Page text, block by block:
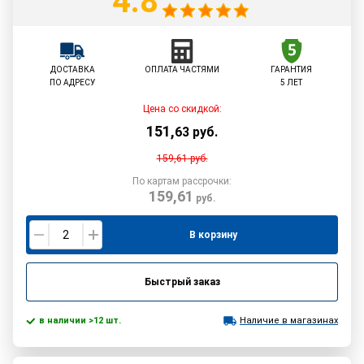
ДОСТАВКА
ПО АДРЕСУ
ОПЛАТА ЧАСТЯМИ
ГАРАНТИЯ
5 ЛЕТ
Цена со скидкой:
151,63 руб.
159,61руб.
По картам рассрочки:
159,61 руб.
В корзину
Быстрый заказ
в наличии >12 шт. Наличие в магазинах